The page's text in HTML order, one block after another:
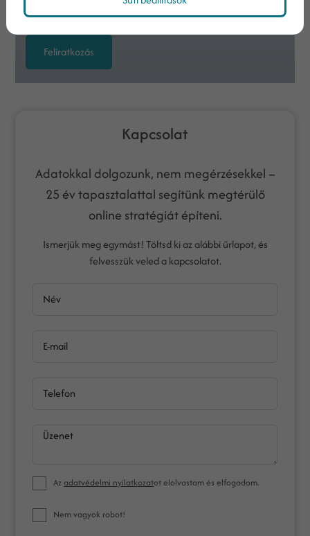
céljaira felhasználja.
Feliratkozás
Kapcsolat
Adatokkal dolgozunk, nem megérzésekkel –
25 év tapasztalattal segítünk megtérülő
online stratégiát építeni.
Ismerjük meg egymást! Töltsd ki az alábbi űrlapot, és
felvesszük veled a kapcsolatot.
Név
E-mail
Telefon
Üzenet
Azadatvédelmi nyilatkozatot elolvastam és elfogadom.
Nem vagyok robot!